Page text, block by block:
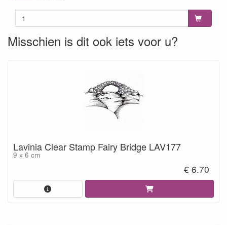
Misschien is dit ook iets voor u?
Lavinia Clear Stamp Fairy Bridge LAV177
9 x 6 cm
€ 6.70